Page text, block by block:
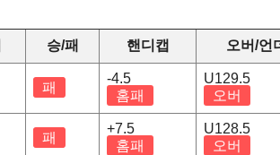
승/패 핸디캡 오버/언
패
-4.5
홈패
U129.5
오버
패
+7.5
홈패
U128.5
오버